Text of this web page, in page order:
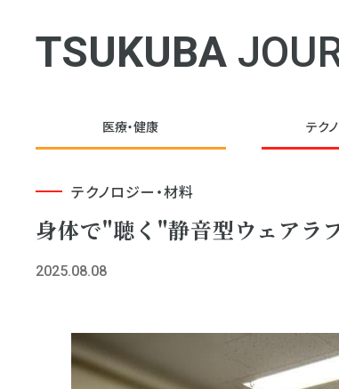
TSUKUBA
医療・健康 テク
テクノロジー・材料
身体で"聴く"静音型ウェアラ
2025.08.08